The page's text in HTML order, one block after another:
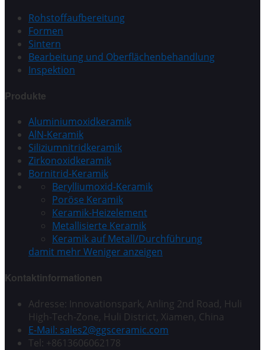
Rohstoffaufbereitung
Formen
Sintern
Bearbeitung und Oberflächenbehandlung
Inspektion
Produkte
Aluminiumoxidkeramik
AlN-Keramik
Siliziumnitridkeramik
Zirkonoxidkeramik
Bornitrid-Keramik
Berylliumoxid-Keramik
Poröse Keramik
Keramik-Heizelement
Metallisierte Keramik
Keramik auf Metall/Durchführung
damit mehrWeniger anzeigen
Kontaktinformationen
Adresse: Innovationspark, Anling 2nd Road, Huli
High-Tech-Zone, Huli District, Xiamen, China
E-Mail: sales2@ggsceramic.com
Tel: +8613606062178